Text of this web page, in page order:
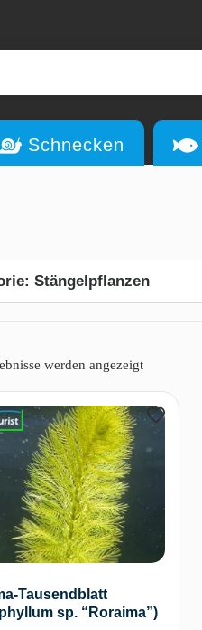
Schnecken
Stängelpflanzen
werden angezeigt
Tausendblatt
sp. “Roraima”)